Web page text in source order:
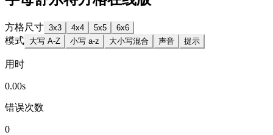
方格尺寸 3x3 4x4 5x5 6x6
模式 大写 A-Z 小写 a-z 大小写混合 声音 提示
用时
0.00s
错误次数
0